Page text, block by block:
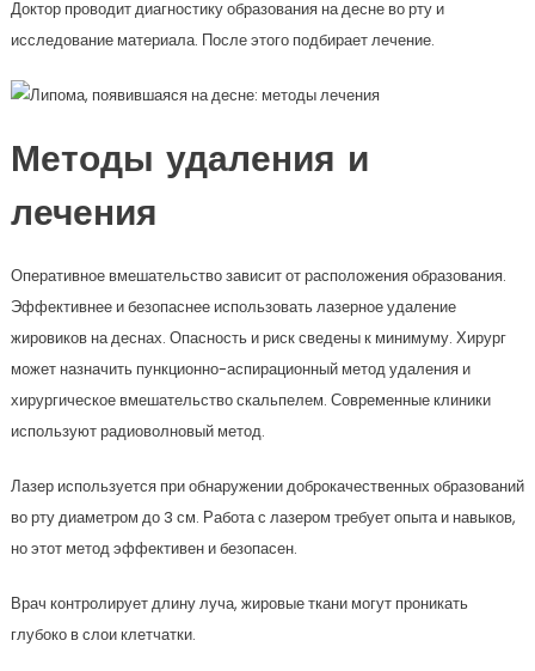
Доктор проводит диагностику образования на десне во рту и
исследование материала. После этого подбирает лечение.
Методы удаления и
лечения
Оперативное вмешательство зависит от расположения образования.
Эффективнее и безопаснее использовать лазерное удаление
жировиков на деснах. Опасность и риск сведены к минимуму. Хирург
может назначить пункционно-аспирационный метод удаления и
хирургическое вмешательство скальпелем. Современные клиники
используют радиоволновый метод.
Лазер используется при обнаружении доброкачественных образований
во рту диаметром до 3 см. Работа с лазером требует опыта и навыков,
но этот метод эффективен и безопасен.
Врач контролирует длину луча, жировые ткани могут проникать
глубоко в слои клетчатки.